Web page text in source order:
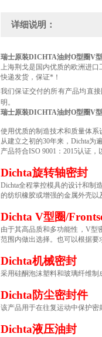
详细说明：
瑞士原装DICHTA油封O型圈V
上海荆戈是国内优质的欧洲进
快递发货，保证*！
我们保证交付的所有产品均直
明。
瑞士原装DICHTA油封O型圈V
使用优质的制造技术和质量体
从建立之初的30年来，Dichta为
产品符合ISO 9001：2015认证
Dichta旋转轴密封
Dichta全程掌控模具的设计和制
的纺织橡胶或增强的金属外壳
Dichta V型圈/
由于其高品质和多功能性，V型
范围内做出选择。也可以根据
Dichta机械密封
采用硅酮泡沫塑料和玻璃纤维
Dichta防尘密封件
该产品用于在往复运动中保护
Dichta液压油封